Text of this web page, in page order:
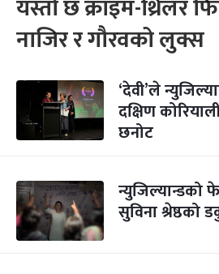
यस्तो छ क्राइम-थ्रिलर
नाजिर र गौरवको लुक्स
‘देवी’ले
दक्षिण
छनोट
न्युजिल्यान्डको
सुविना श्रेष्ठको